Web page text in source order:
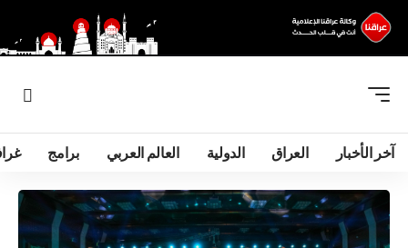
آخر الأخبار العراق الدولية العالم العربي برامج